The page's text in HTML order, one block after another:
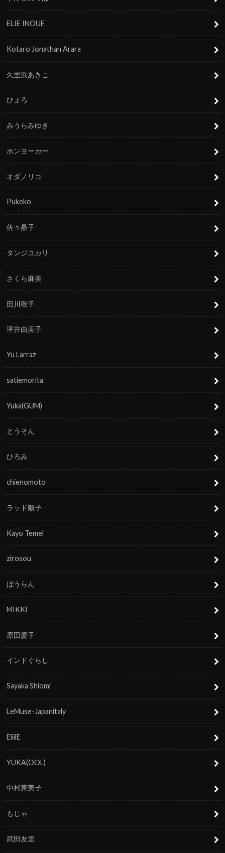
ELIE INOUE
Kotaro Jonathan Arara
久里浜あきこ
ひょろ
みうらみゆき
ホンヨーカー
オダノリコ
Pukeko
佐々晶子
タンジユカリ
さくら麻美
田川敬子
坪井由美子
Yu Larraz
satiemorita
Yuka(GUM)
とうそん
ひろみ
chienomoto
ラッド順子
Kayo Temel
zirosou
ぼうらん
MIKKI
原田慶子
インドぐらし
Sayaka Shiomi
LeMuse-Japanitaly
EliilE
YUKA(OOL)
中村恵美子
もじゃ
武田友里